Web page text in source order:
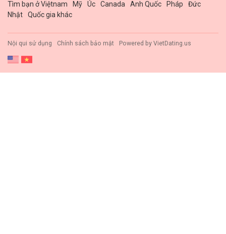
Tìm bạn ở Việtnam
Mỹ Úc Canada Anh Quốc Pháp
Đức
Nhật
Quốc gia khác
Nội qui sử dụng Chính sách bảo mật Powered by VietDating.us